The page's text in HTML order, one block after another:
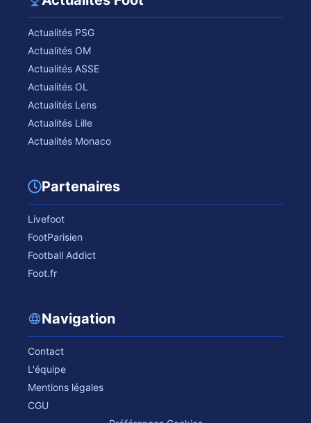
Actualités PSG
Actualités OM
Actualités ASSE
Actualités OL
Actualités Lens
Actualités Lille
Actualités Monaco
Partenaires
Livefoot
FootParisien
Football Addict
Foot.fr
Navigation
Contact
L'équipe
Mentions légales
CGU